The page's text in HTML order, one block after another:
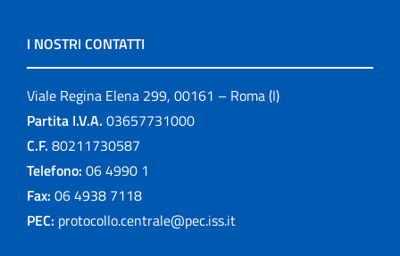
I NOSTRI CONTATTI
Viale Regina Elena 299, 00161 – Roma (I)
Partita I.V.A. 03657731000
C.F. 80211730587
Telefono: 06 4990 1
Fax: 06 4938 7118
PEC: protocollo.centrale@pec.iss.it